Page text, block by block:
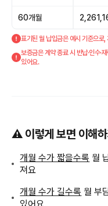
60개월
표기된 월 납입금은 예시 기준으로
보증금은 계약 종료 시 반납·인수·
있어요.
⚠️ 이렇게 보면 이해
개월 수가 짧을수록 월
져요
개월 수가 길수록 월 부
있어요